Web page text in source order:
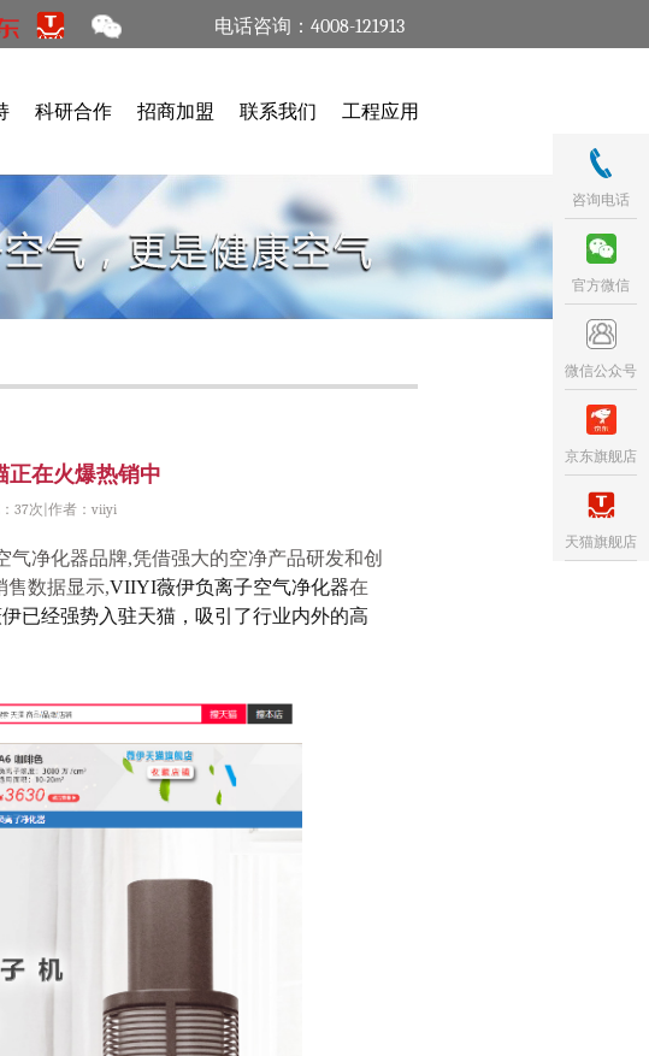
电话咨询：4008-121913
科研合作 招商加盟 联系我们 工程应用
正在火爆热销中
37次|作者：viiyi
气净化器品牌,凭借强大的空净产品研发和创
售数据显示,VIIYI薇伊负离子空气净化器在
已经强势入驻天猫，吸引了行业内外的高
咨询电话
官方微信
微信公众号
京东旗舰店
天猫旗舰店